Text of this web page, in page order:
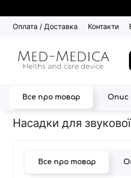
Оплата / Доставка Контакти
Все про товар Опис
Головна Догляд за ротовою
Насадки для
Все про товар